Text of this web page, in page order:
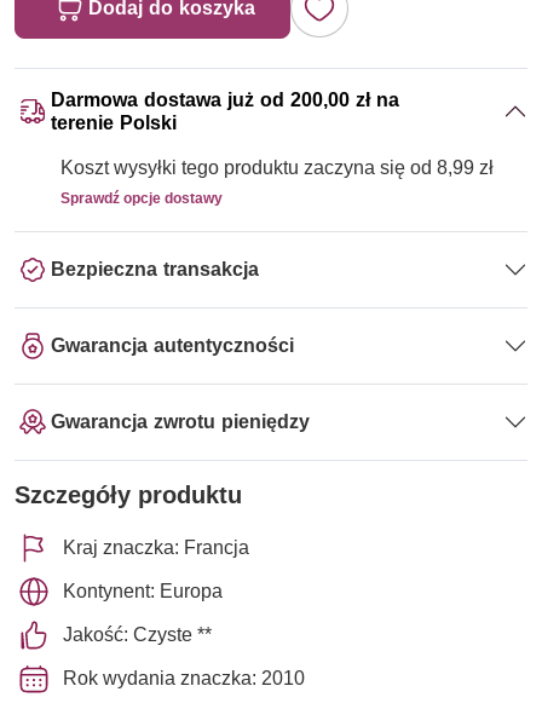
Dodaj do koszyka
Darmowa dostawa już od 200,00 zł na
terenie Polski
Koszt wysyłki tego produktu zaczyna się od 8,99 zł
Sprawdź opcje dostawy
Bezpieczna transakcja
Gwarancja autentyczności
Gwarancja zwrotu pieniędzy
Szczegóły produktu
Kraj znaczka: Francja
Kontynent: Europa
Jakość: Czyste **
Rok wydania znaczka: 2010